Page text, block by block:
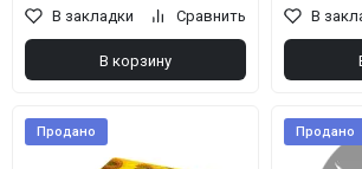
В закладки Сравнить
В корзину
В
Продано Продано